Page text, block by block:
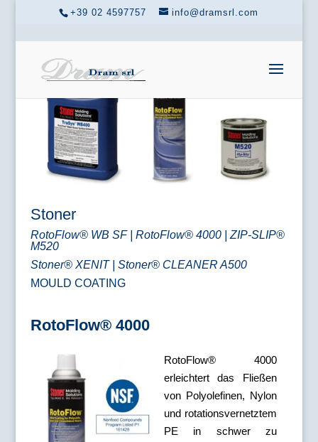
+39 02 4597757 info@dramsrl.com
Stoner
RotoFlow® WB SF | RotoFlow® 4000 | ZIP-SLIP®
M520
Stoner® XENIT | Stoner® CLEANER A500
MOULD COATING
RotoFlow® 4000
RotoFlow® 4000
erleichtert das Fließen
von Polyolefinen, Nylon
und rotationsvernetztem
PE in schwer zu